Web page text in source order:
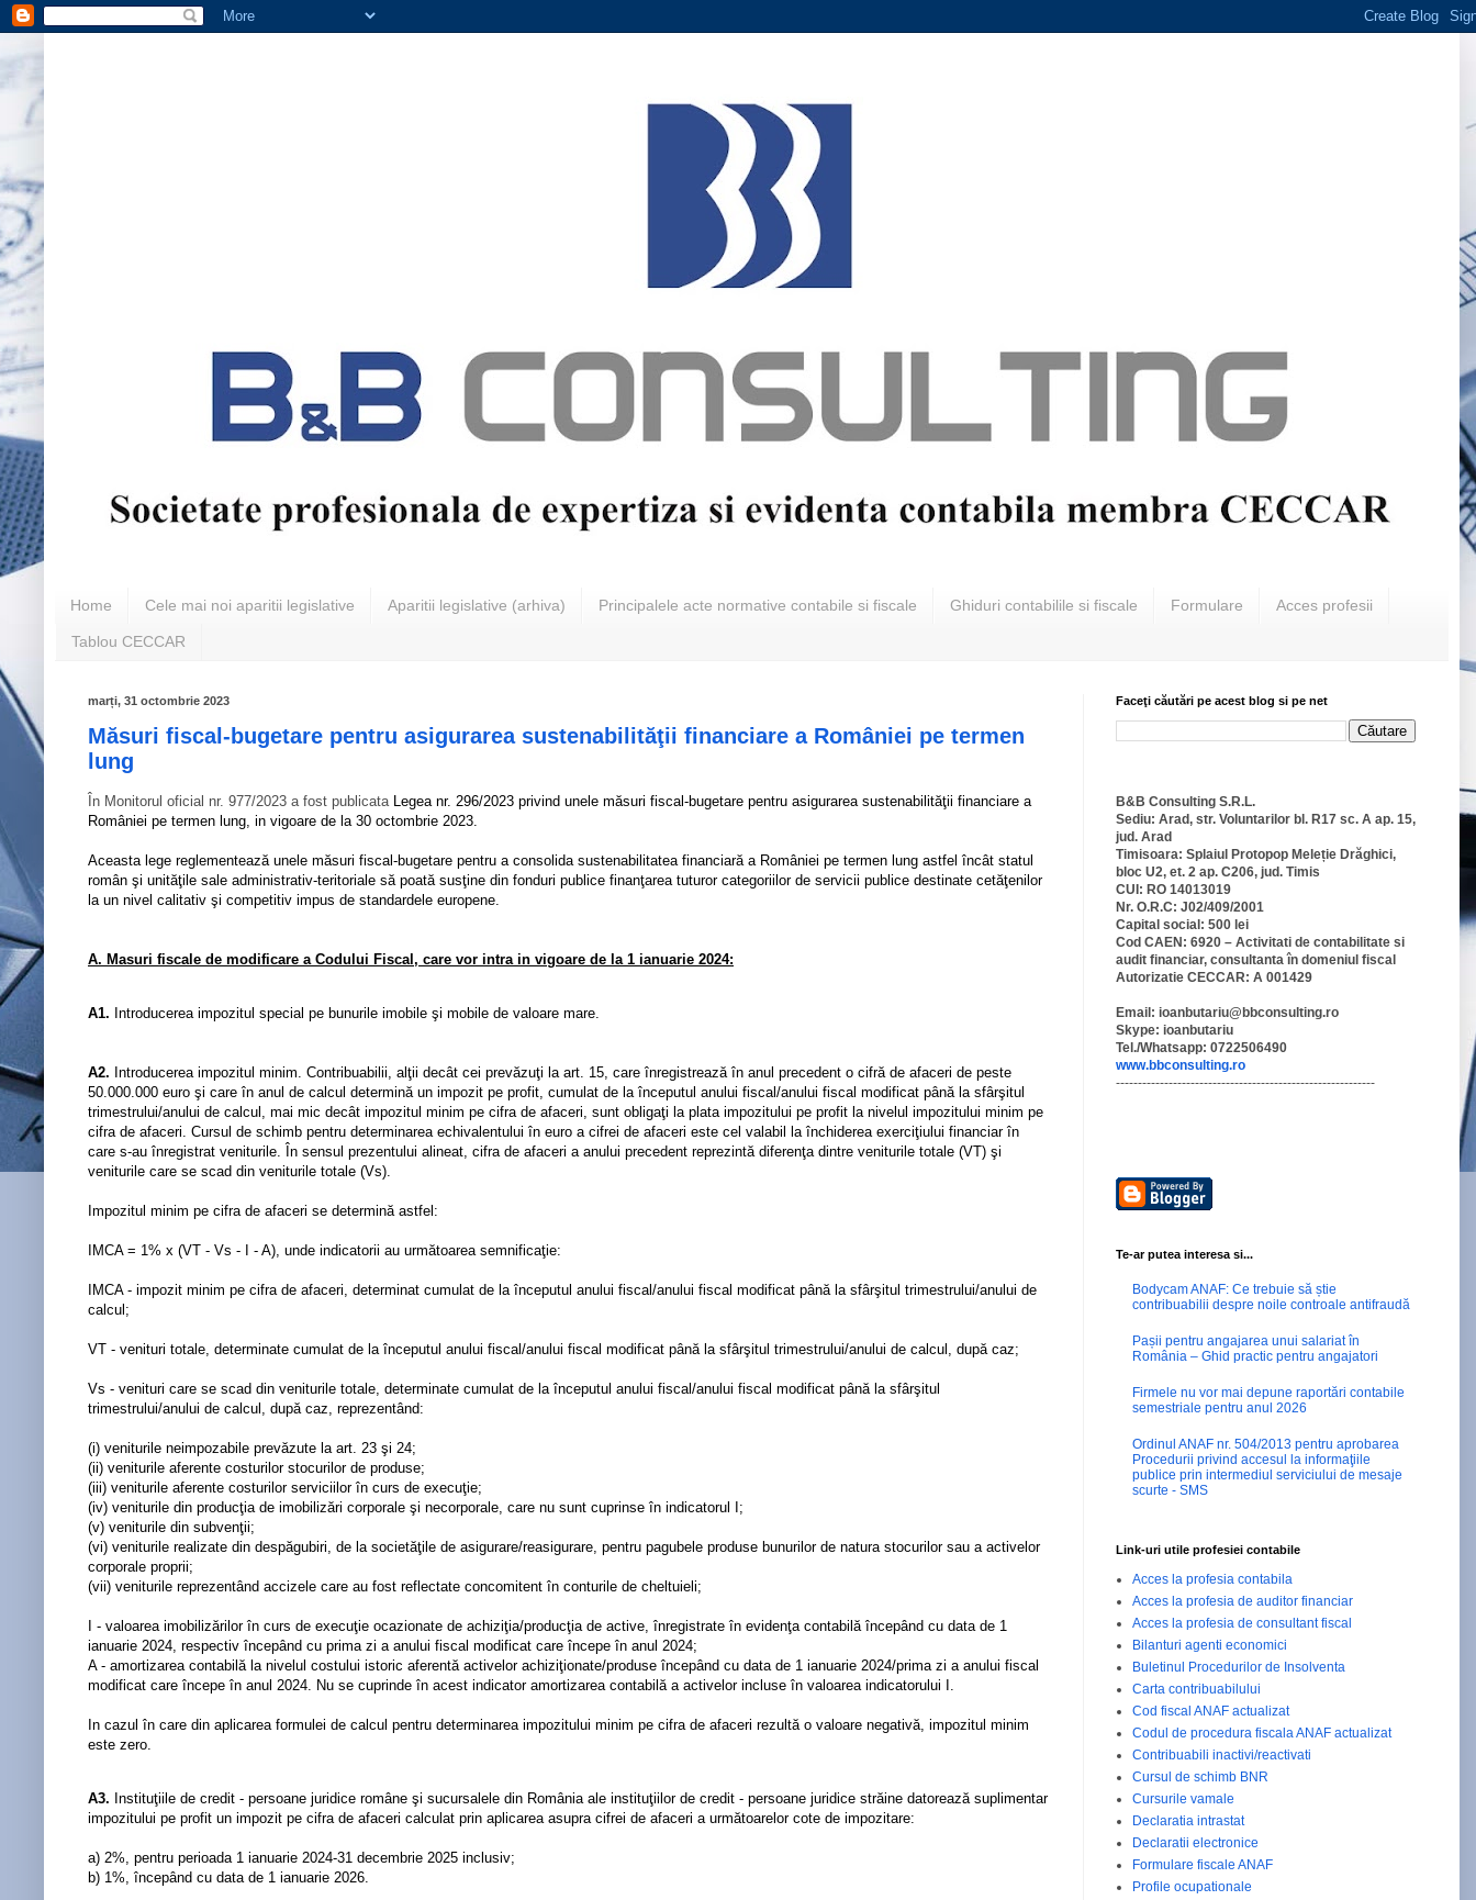
Home Cele mai noi aparitii legislative Aparitii legislative (arhiva) Principalele acte normative contabile si fiscale Ghiduri contabilile si fiscale Formulare Acces profesii
Tablou CECCAR
marți, 31 octombrie 2023
Măsuri fiscal-bugetare pentru asigurarea sustenabilităţii financiare a României pe termen
lung
În Monitorul oficial nr. 977/2023 a fost publicata
Legea nr. 296/2023 privind unele măsuri fiscal-bugetare pentru asigurarea sustenabilităţii financiare a
României pe termen lung, in vigoare de la 30 octombrie 2023.
Aceasta lege reglementează unele măsuri fiscal-bugetare pentru a consolida sustenabilitatea financiară a României pe termen lung astfel încât statul
român şi unităţile sale administrativ-teritoriale să poată susţine din fonduri publice finanţarea tuturor categoriilor de servicii publice destinate cetăţenilor
la un nivel calitativ şi competitiv impus de standardele europene.
A. Masuri fiscale de modificare a Codului Fiscal, care vor intra in vigoare de la 1 ianuarie 2024:
A1. Introducerea impozitul special pe bunurile imobile şi mobile de valoare mare.
A2. Introducerea impozitul minim. Contribuabilii, alţii decât cei prevăzuţi la art. 15, care înregistrează în anul precedent o cifră de afaceri de peste
50.000.000 euro şi care în anul de calcul determină un impozit pe profit, cumulat de la începutul anului fiscal/anului fiscal modificat până la sfârşitul
trimestrului/anului de calcul, mai mic decât impozitul minim pe cifra de afaceri, sunt obligaţi la plata impozitului pe profit la nivelul impozitului minim pe
cifra de afaceri. Cursul de schimb pentru determinarea echivalentului în euro a cifrei de afaceri este cel valabil la închiderea exerciţiului financiar în
care s-au înregistrat veniturile. În sensul prezentului alineat, cifra de afaceri a anului precedent reprezintă diferenţa dintre veniturile totale (VT) şi
veniturile care se scad din veniturile totale (Vs).
Impozitul minim pe cifra de afaceri se determină astfel:
IMCA = 1% x (VT - Vs - I - A), unde indicatorii au următoarea semnificaţie:
IMCA - impozit minim pe cifra de afaceri, determinat cumulat de la începutul anului fiscal/anului fiscal modificat până la sfârşitul trimestrului/anului de
calcul;
VT - venituri totale, determinate cumulat de la începutul anului fiscal/anului fiscal modificat până la sfârşitul trimestrului/anului de calcul, după caz;
Vs - venituri care se scad din veniturile totale, determinate cumulat de la începutul anului fiscal/anului fiscal modificat până la sfârşitul
trimestrului/anului de calcul, după caz, reprezentând:
(i) veniturile neimpozabile prevăzute la art. 23 şi 24;
(ii) veniturile aferente costurilor stocurilor de produse;
(iii) veniturile aferente costurilor serviciilor în curs de execuţie;
(iv) veniturile din producţia de imobilizări corporale şi necorporale, care nu sunt cuprinse în indicatorul I;
(v) veniturile din subvenţii;
(vi) veniturile realizate din despăgubiri, de la societăţile de asigurare/reasigurare, pentru pagubele produse bunurilor de natura stocurilor sau a activelor
corporale proprii;
(vii) veniturile reprezentând accizele care au fost reflectate concomitent în conturile de cheltuieli;
I - valoarea imobilizărilor în curs de execuţie ocazionate de achiziţia/producţia de active, înregistrate în evidenţa contabilă începând cu data de 1
ianuarie 2024, respectiv începând cu prima zi a anului fiscal modificat care începe în anul 2024;
A - amortizarea contabilă la nivelul costului istoric aferentă activelor achiziţionate/produse începând cu data de 1 ianuarie 2024/prima zi a anului fiscal
modificat care începe în anul 2024. Nu se cuprinde în acest indicator amortizarea contabilă a activelor incluse în valoarea indicatorului I.
In cazul în care din aplicarea formulei de calcul pentru determinarea impozitului minim pe cifra de afaceri rezultă o valoare negativă, impozitul minim
este zero.
A3. Instituţiile de credit - persoane juridice române şi sucursalele din România ale instituţiilor de credit - persoane juridice străine datorează suplimentar
impozitului pe profit un impozit pe cifra de afaceri calculat prin aplicarea asupra cifrei de afaceri a următoarelor cote de impozitare:
a) 2%, pentru perioada 1 ianuarie 2024-31 decembrie 2025 inclusiv;
b) 1%, începând cu data de 1 ianuarie 2026.
Faceţi căutări pe acest blog si pe net
B&B Consulting S.R.L.
Sediu: Arad, str. Voluntarilor bl. R17 sc. A ap. 15,
jud. Arad
Timisoara: Splaiul Protopop Meleție Drăghici,
bloc U2, et. 2 ap. C206, jud. Timis
CUI: RO 14013019
Nr. O.R.C: J02/409/2001
Capital social: 500 lei
Cod CAEN: 6920 – Activitati de contabilitate si
audit financiar, consultanta în domeniul fiscal
Autorizatie CECCAR: A 001429
Email: ioanbutariu@bbconsulting.ro
Skype: ioanbutariu
Tel./Whatsapp: 0722506490
www.bbconsulting.ro
-----------------------------------------------------------
Te-ar putea interesa si...
Bodycam ANAF: Ce trebuie să știe
contribuabilii despre noile controale antifraudă
Pașii pentru angajarea unui salariat în
România – Ghid practic pentru angajatori
Firmele nu vor mai depune raportări contabile
semestriale pentru anul 2026
Ordinul ANAF nr. 504/2013 pentru aprobarea
Procedurii privind accesul la informaţiile
publice prin intermediul serviciului de mesaje
scurte - SMS
Link-uri utile profesiei contabile
Acces la profesia contabila
Acces la profesia de auditor financiar
Acces la profesia de consultant fiscal
Bilanturi agenti economici
Buletinul Procedurilor de Insolventa
Carta contribuabilului
Cod fiscal ANAF actualizat
Codul de procedura fiscala ANAF actualizat
Contribuabili inactivi/reactivati
Cursul de schimb BNR
Cursurile vamale
Declaratia intrastat
Declaratii electronice
Formulare fiscale ANAF
Profile ocupationale